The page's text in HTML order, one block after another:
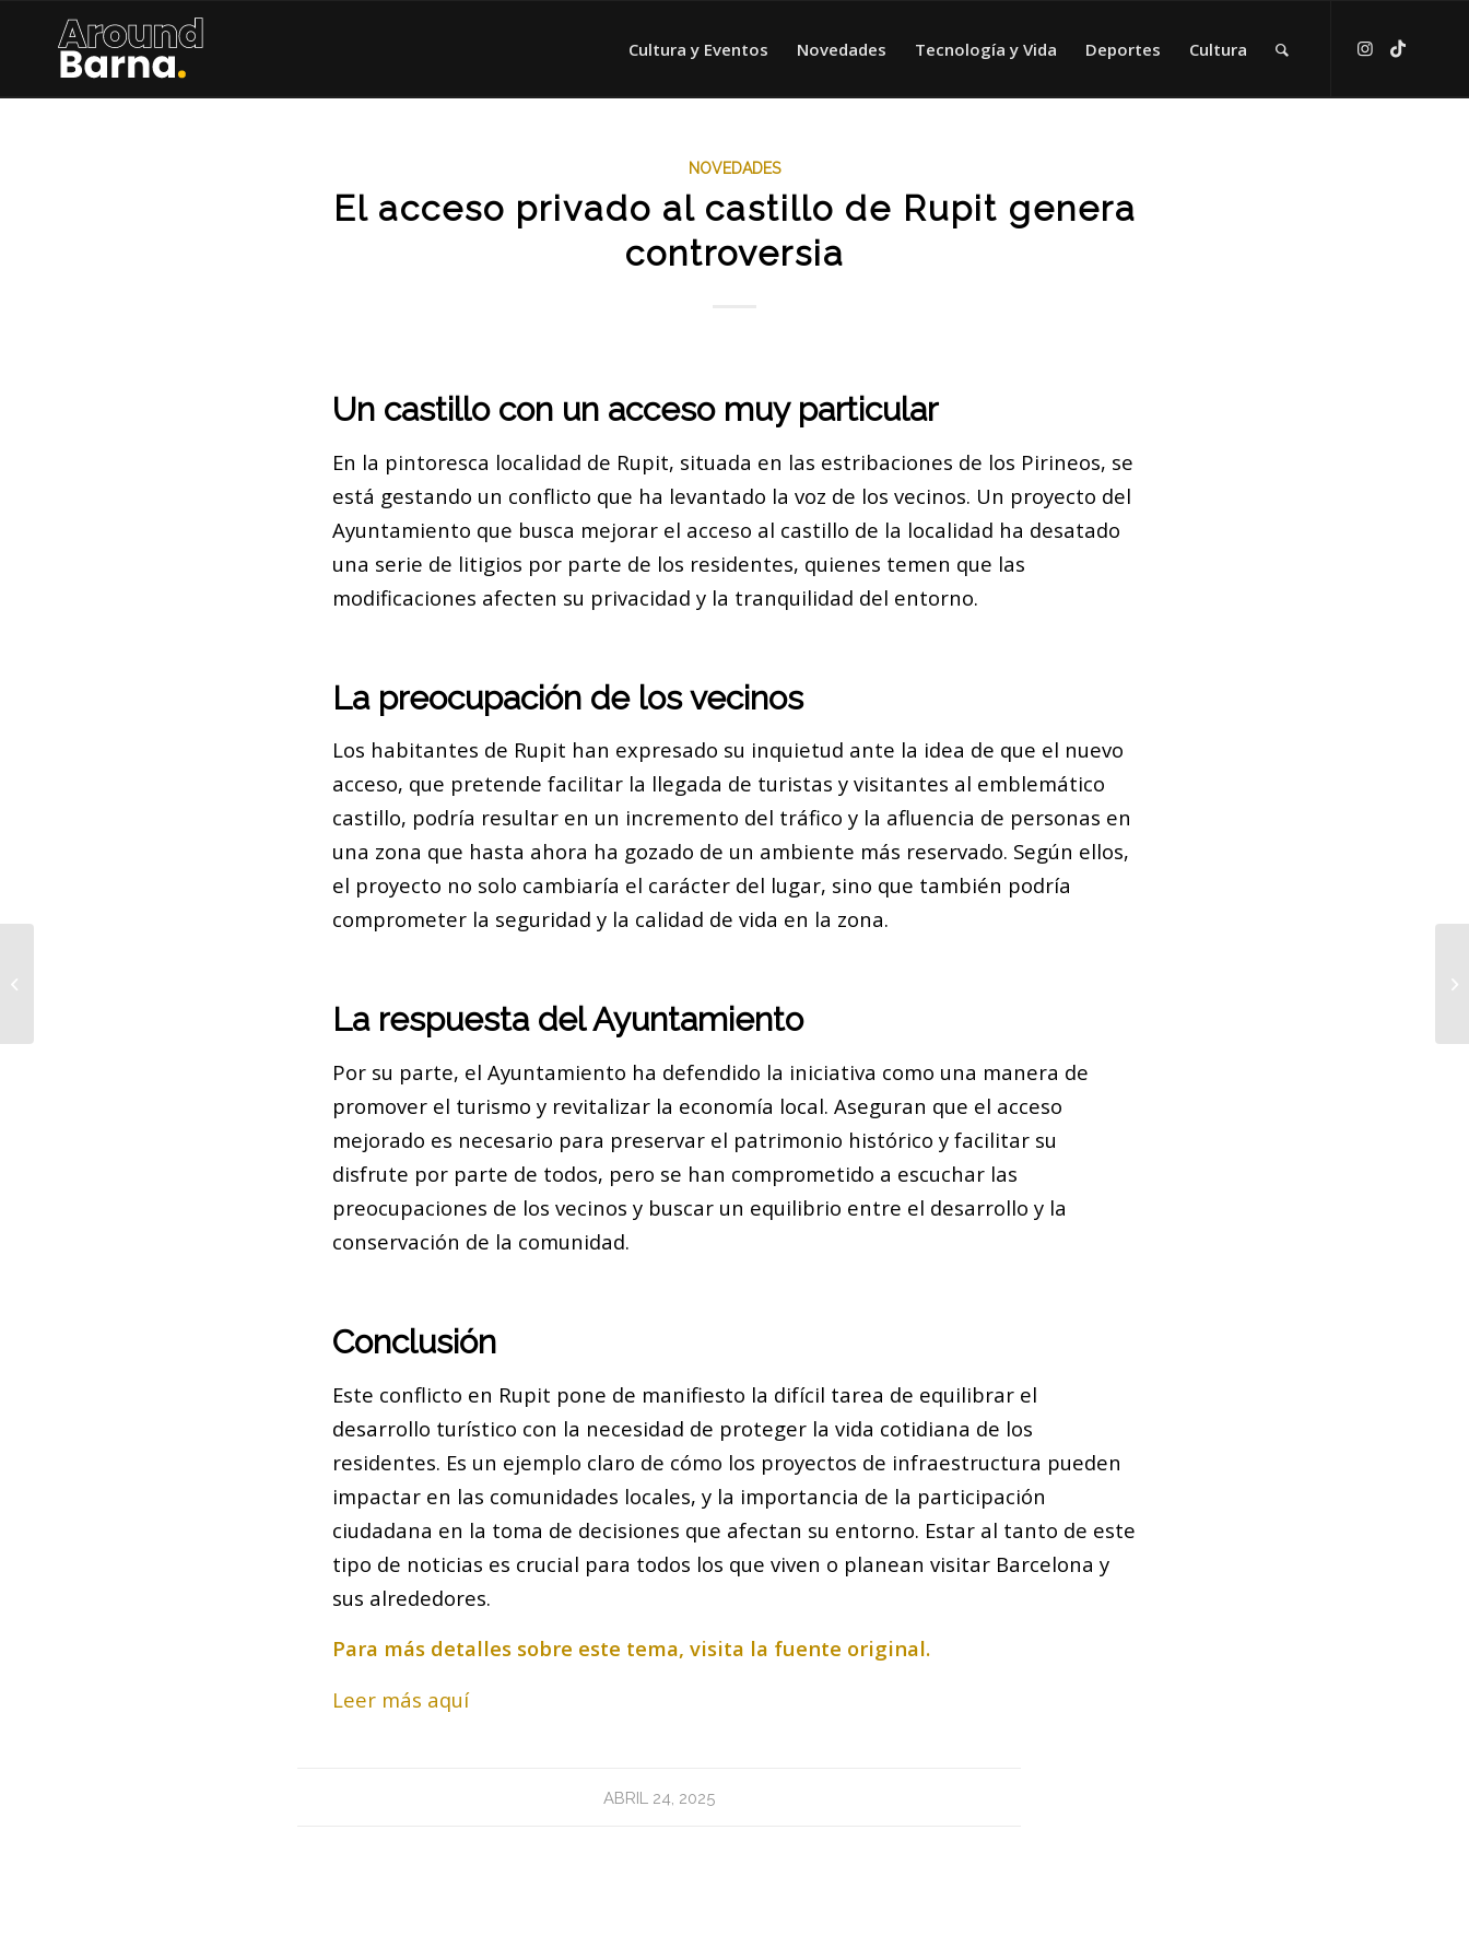
Cultura y Eventos Novedades Tecnología y Vida Deportes Cultura
NOVEDADES
El acceso privado al castillo de Rupit genera
controversia
Un castillo con un acceso muy particular
En la pintoresca localidad de Rupit, situada en las estribaciones de los Pirineos, se
está gestando un conflicto que ha levantado la voz de los vecinos. Un proyecto del
Ayuntamiento que busca mejorar el acceso al castillo de la localidad ha desatado
una serie de litigios por parte de los residentes, quienes temen que las
modificaciones afecten su privacidad y la tranquilidad del entorno.
La preocupación de los vecinos
Los habitantes de Rupit han expresado su inquietud ante la idea de que el nuevo
acceso, que pretende facilitar la llegada de turistas y visitantes al emblemático
castillo, podría resultar en un incremento del tráfico y la afluencia de personas en
una zona que hasta ahora ha gozado de un ambiente más reservado. Según ellos,
el proyecto no solo cambiaría el carácter del lugar, sino que también podría
comprometer la seguridad y la calidad de vida en la zona.
La respuesta del Ayuntamiento
Por su parte, el Ayuntamiento ha defendido la iniciativa como una manera de
promover el turismo y revitalizar la economía local. Aseguran que el acceso
mejorado es necesario para preservar el patrimonio histórico y facilitar su
disfrute por parte de todos, pero se han comprometido a escuchar las
preocupaciones de los vecinos y buscar un equilibrio entre el desarrollo y la
conservación de la comunidad.
Conclusión
Este conflicto en Rupit pone de manifiesto la difícil tarea de equilibrar el
desarrollo turístico con la necesidad de proteger la vida cotidiana de los
residentes. Es un ejemplo claro de cómo los proyectos de infraestructura pueden
impactar en las comunidades locales, y la importancia de la participación
ciudadana en la toma de decisiones que afectan su entorno. Estar al tanto de este
tipo de noticias es crucial para todos los que viven o planean visitar Barcelona y
sus alrededores.
Para más detalles sobre este tema, visita la fuente original.
Leer más aquí
ABRIL 24, 2025